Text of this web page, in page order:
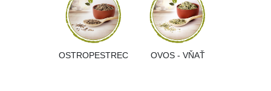
OSTROPESTREC OVOS - VŇAŤ